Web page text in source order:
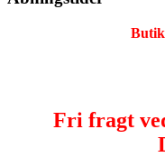
Fri fragt